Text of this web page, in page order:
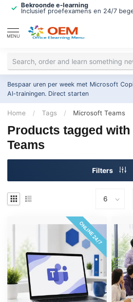
Bekroonde e-learning
Inclusief proefexamens en 24/7
MENU
Bespaar uren per week met Microsoft
AI-trainingen. Direct starten
Home / Tags / Microsoft Teams
Products tagged
Teams
Filters
ONLINE 24/7